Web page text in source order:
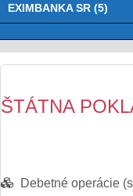
EXIMBANKA SR (5)
ŠTÁTNA
Debetné operácie